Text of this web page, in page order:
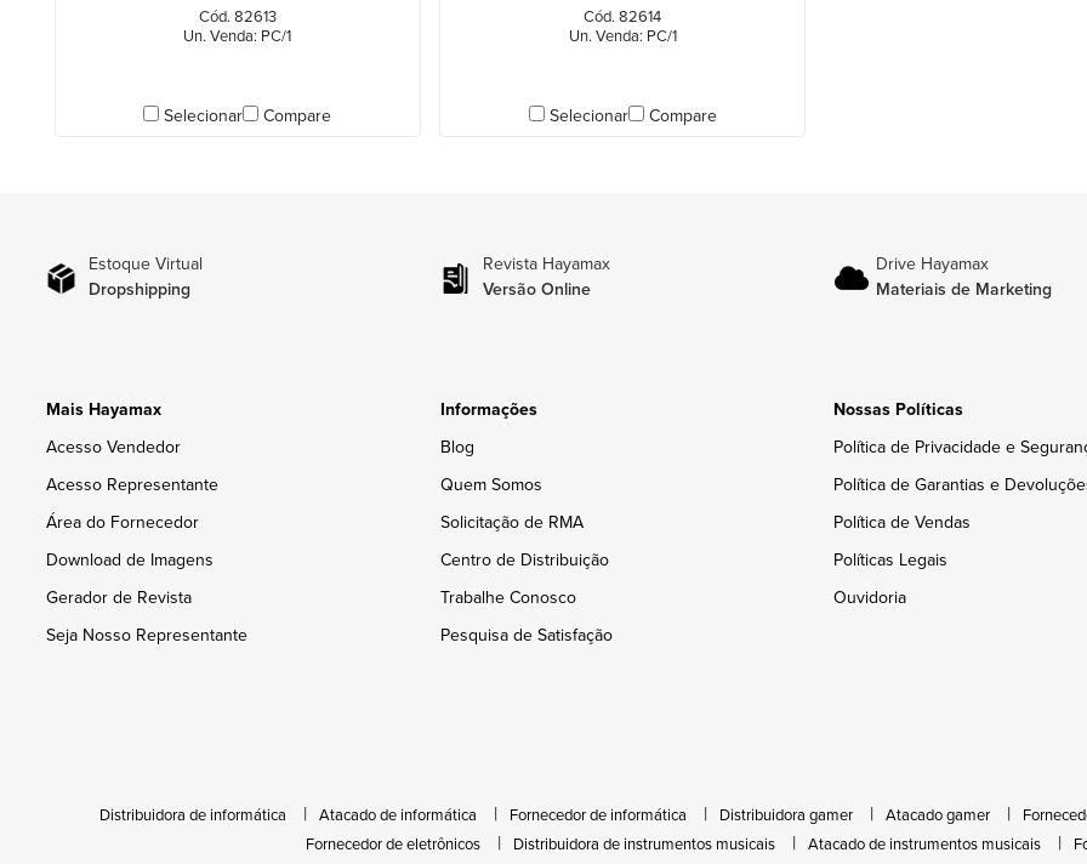
Cód. 82613
Un. Venda: PC/1
Selecionar Compare
Cód. 82614
Un. Venda: PC/1
Selecionar Compare
Estoque Virtual
Dropshipping
Revista Hayamax
Versão Online
Drive Hayamax
Materiais de Marketing
Mais Hayamax
Acesso Vendedor
Acesso Representante
Área do Fornecedor
Download de Imagens
Gerador de Revista
Seja Nosso Representante
Informações
Blog
Quem Somos
Solicitação de RMA
Centro de Distribuição
Trabalhe Conosco
Pesquisa de Satisfação
Nossas Políticas
Política de Privacidade e
Política de Garantias e
Política de Vendas
Políticas Legais
Ouvidoria
Distribuidora de informática Atacado de informática Fornecedor de informática Distribuidora gamer Atacado gamer
Fornecedor de eletrônicos
Distribuidora de instrumentos musicais Atacado de instrumentos musicais